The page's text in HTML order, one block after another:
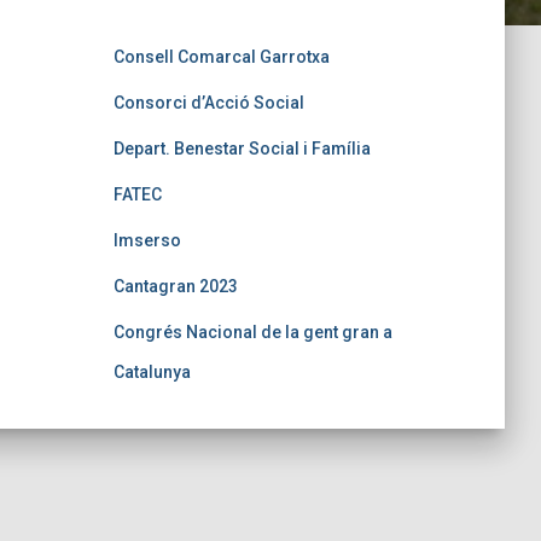
Consell Comarcal Garrotxa
Consorci d’Acció Social
Depart. Benestar Social i Família
FATEC
Imserso
Cantagran 2023
Congrés Nacional de la gent gran a
Catalunya